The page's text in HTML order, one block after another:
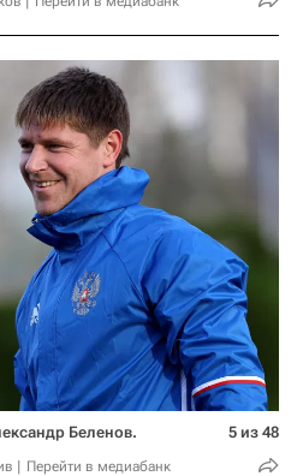
Беленов.
Перейти в медиабанк
5 из 48